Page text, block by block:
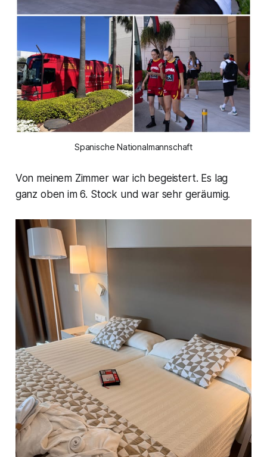
Spanische Nationalmannschaft
Von meinem Zimmer war ich begeistert. Es lag
ganz oben im 6. Stock und war sehr geräumig.